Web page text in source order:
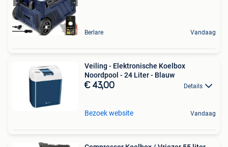
Berlare Vandaag
Veiling - Elektronische Koelbox
Noordpool - 24 Liter - Blauw
€ 43,00 Details
Bezoek website Vandaag